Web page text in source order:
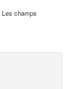
Les champs